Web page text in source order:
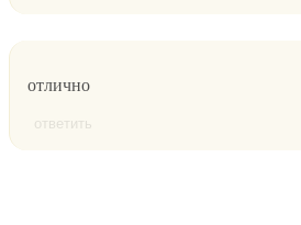
отлично
ответить